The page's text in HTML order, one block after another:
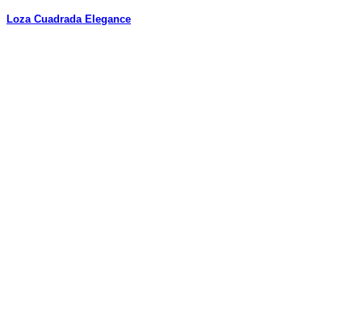
Loza Cuadrada Elegance